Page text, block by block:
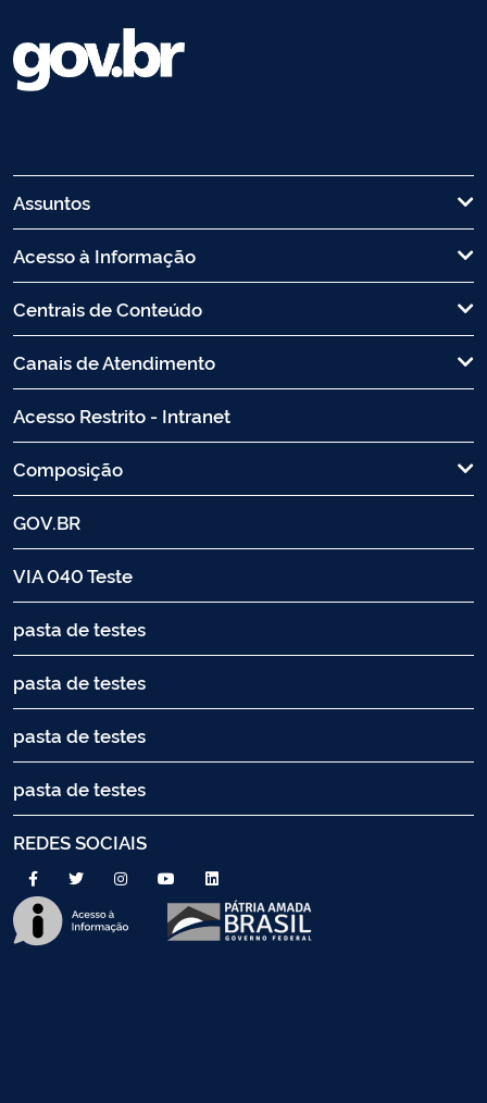
Assuntos
Acesso à Informação
Centrais de Conteúdo
Canais de Atendimento
Acesso Restrito - Intranet
Composição
GOV.BR
VIA 040 Teste
pasta de testes
pasta de testes
pasta de testes
pasta de testes
REDES SOCIAIS